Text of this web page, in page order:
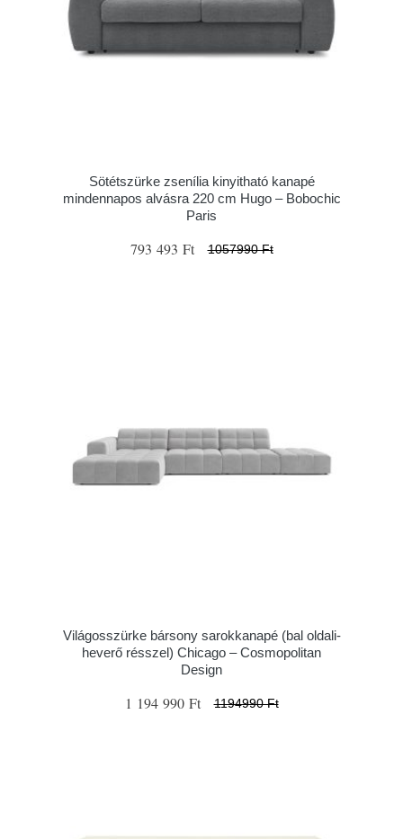
Sötétszürke zsenília kinyitható kanapé
mindennapos alvásra 220 cm Hugo – Bobochic
Paris
793 493 Ft 1057990 Ft
Világosszürke bársony sarokkanapé (bal oldali-
heverő résszel) Chicago – Cosmopolitan
Design
1 194 990 Ft 1194990 Ft